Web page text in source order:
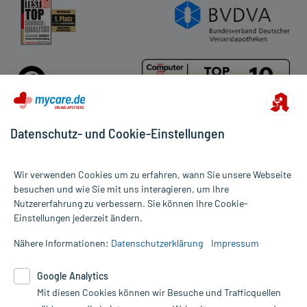
Rückgabe/Widerruf
Barrierefreiheitserklärung
mit durchschnittlich 4,9 von 5 Sternen abgegeben.
Alle Preise gelten inkl. MwSt., ggf. zzgl. Versandkosten
Informationen auf dieser Website werden ausschließlich für
die Untersuchung und Behandlung durch einen Arzt. Bitte
Therapien eingeleitet werden können. | Diese Webseite benutzt
Google Analytics. Lesen Sie bitte dazu die wichtigen Hinweise in
Datenschutz- und Cookie-Einstellungen
Wir verwenden Cookies um zu erfahren, wann Sie unsere Webseite
besuchen und wie Sie mit uns interagieren, um Ihre
Nutzererfahrung zu verbessern. Sie können Ihre Cookie-
Einstellungen jederzeit ändern.
Nähere Informationen: Datenschutzerklärung Impressum
Google Analytics
Mit diesen Cookies können wir Besuche und Trafficquellen